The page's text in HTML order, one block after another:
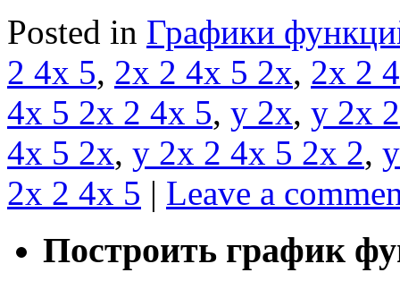
Posted in Графики
2 4x 5, 2x 2 4x 5 2x, 2x 2
4x 5 2x 2 4x 5, y 2x, y 2x 2
4x 5 2x, y 2x 2 4x 5 2x 2,
2x 2 4x 5 | Leave a
Построить график